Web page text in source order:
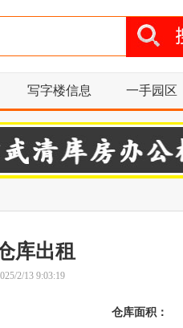
写字楼信息 一手园区
库出租
2/13 9:03:19
仓库面积：